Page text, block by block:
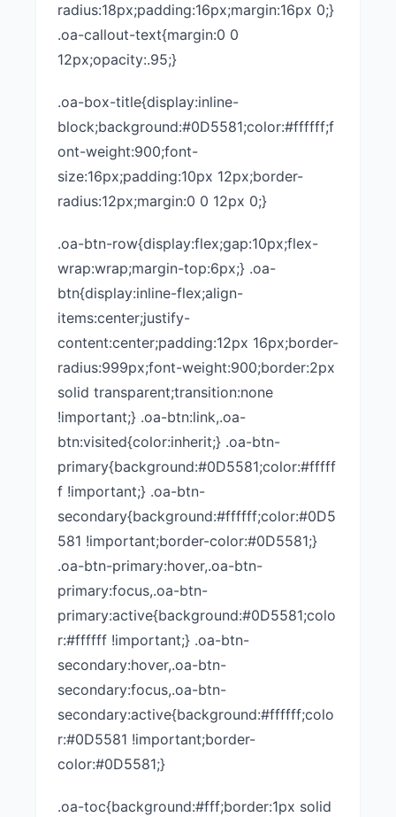
radius:18px;padding:16px;margin:16px 0;}
.oa-callout-text{margin:0 0
12px;opacity:.95;}
.oa-box-title{display:inline-
block;background:#0D5581;color:#ffffff;f
ont-weight:900;font-
size:16px;padding:10px 12px;border-
radius:12px;margin:0 0 12px 0;}
.oa-btn-row{display:flex;gap:10px;flex-
wrap:wrap;margin-top:6px;} .oa-
btn{display:inline-flex;align-
items:center;justify-
content:center;padding:12px 16px;border-
radius:999px;font-weight:900;border:2px
solid transparent;transition:none
!important;} .oa-btn:link,.oa-
btn:visited{color:inherit;} .oa-btn-
primary{background:#0D5581;color:#fffff
f !important;} .oa-btn-
secondary{background:#ffffff;color:#0D5
581 !important;border-color:#0D5581;}
.oa-btn-primary:hover,.oa-btn-
primary:focus,.oa-btn-
primary:active{background:#0D5581;colo
r:#ffffff !important;} .oa-btn-
secondary:hover,.oa-btn-
secondary:focus,.oa-btn-
secondary:active{background:#ffffff;colo
r:#0D5581 !important;border-
color:#0D5581;}
.oa-toc{background:#fff;border:1px solid